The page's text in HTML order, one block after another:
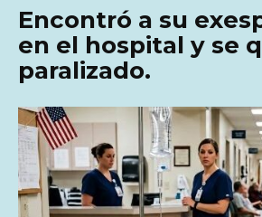
Encontró a su
en el hospital y se
paralizado.